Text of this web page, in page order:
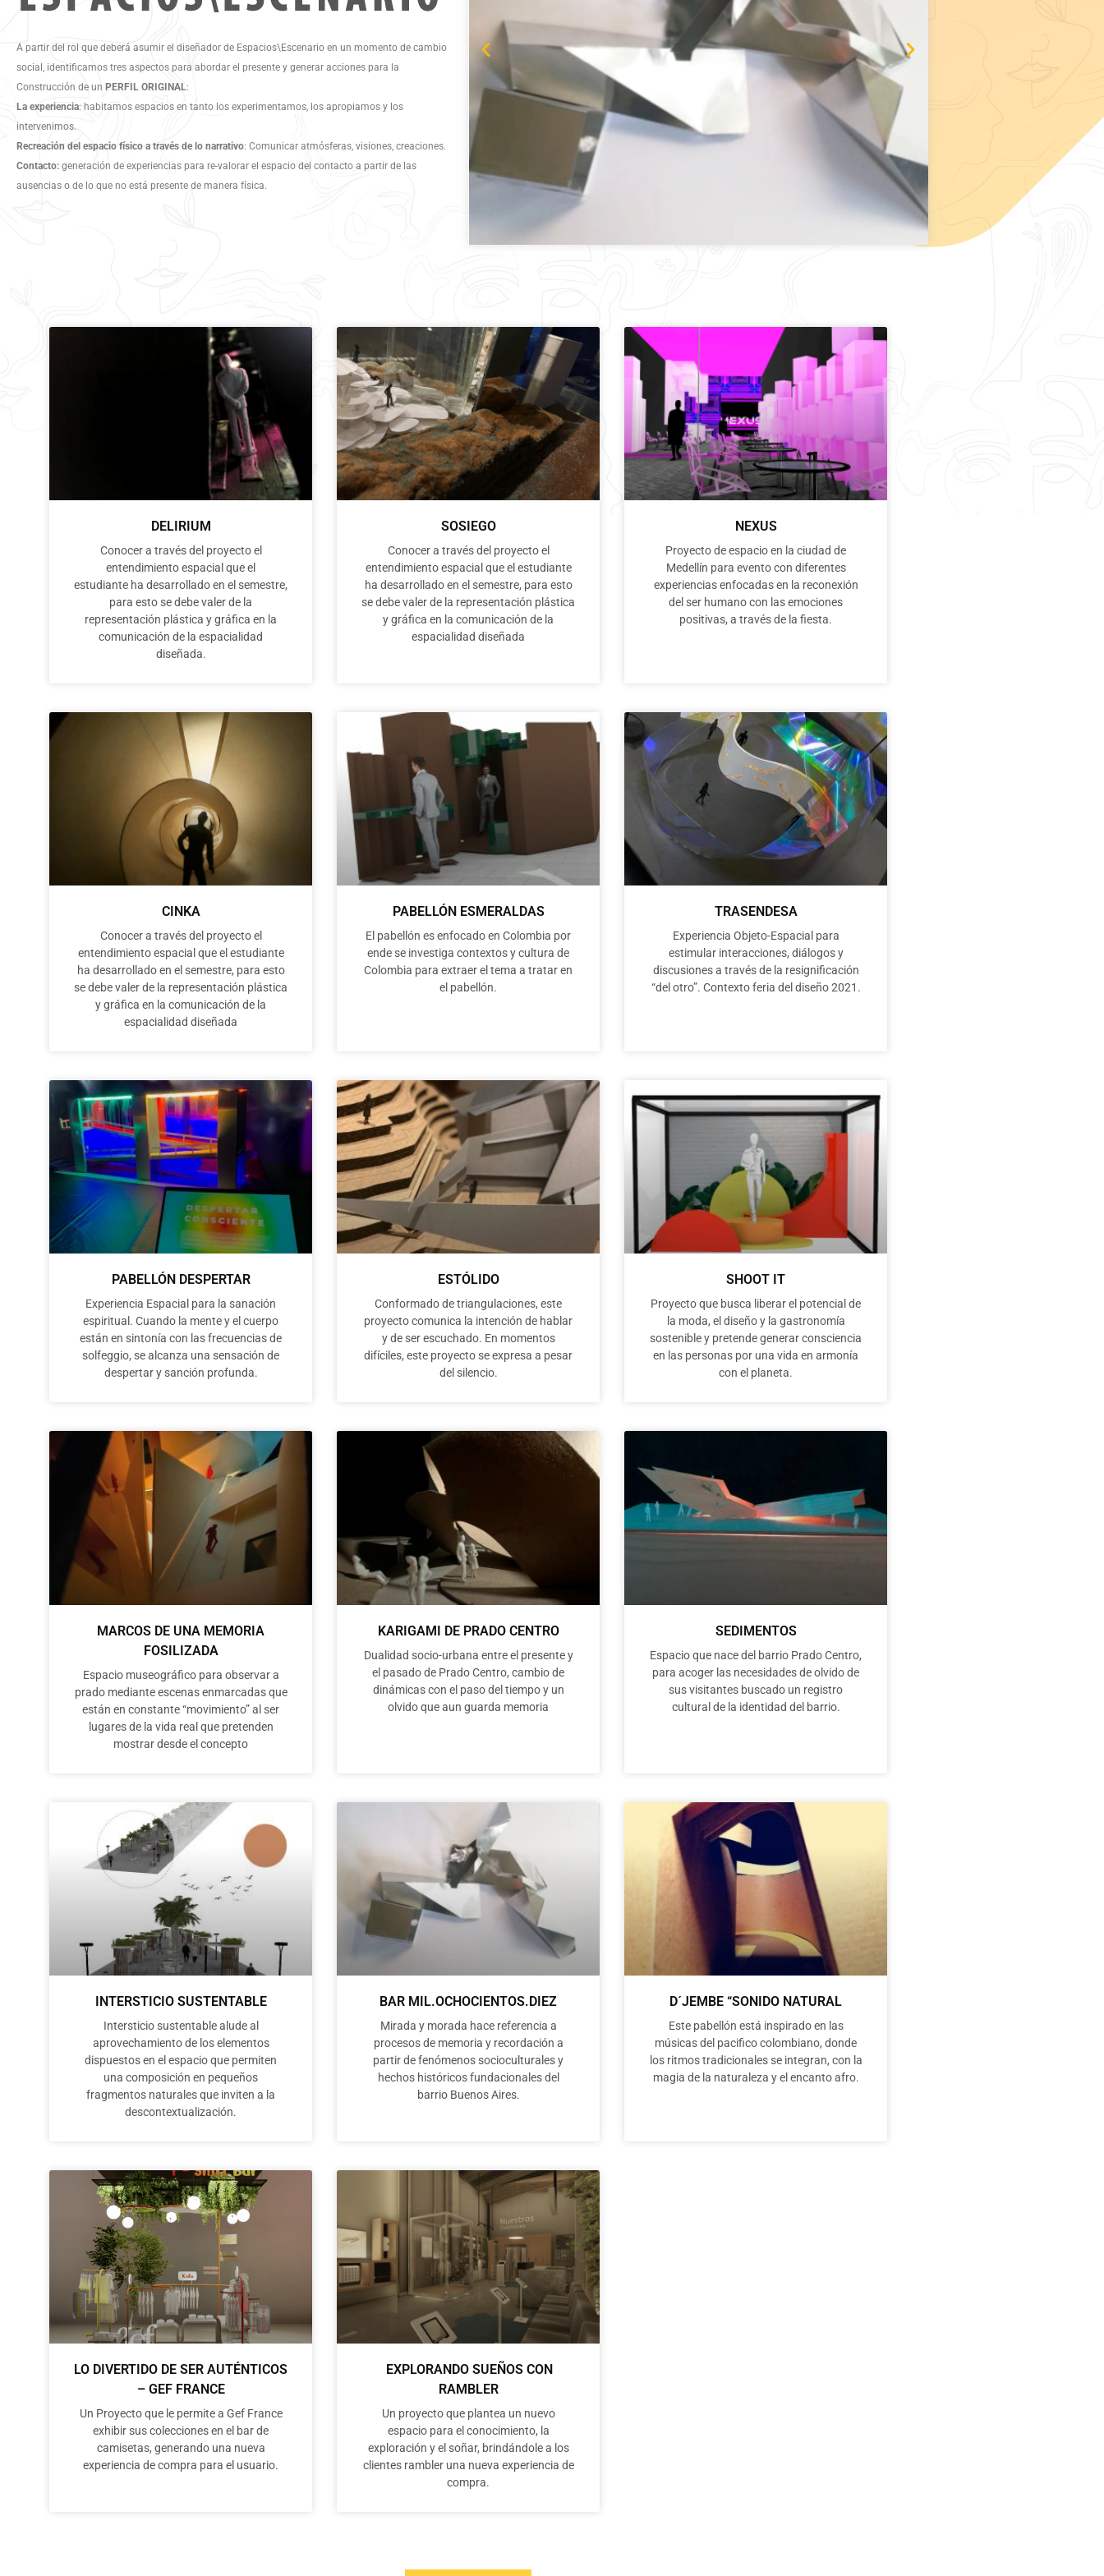
A partir del rol que deberá asumir el diseñador de Espacios\Escenario en un momento de cambio
social, identificamos tres aspectos para abordar el presente y generar acciones para la
Construcción de un PERFIL ORIGINAL:
La experiencia: habitamos espacios en tanto los experimentamos, los apropiamos y los
intervenimos.
Recreación del espacio físico a través de lo narrativo: Comunicar atmósferas, visiones, creaciones.
Contacto: generación de experiencias para re-valorar el espacio del contacto a partir de las
ausencias o de lo que no está presente de manera física.
DELIRIUM
Conocer a través del proyecto el
entendimiento espacial que el
estudiante ha desarrollado en el semestre,
para esto se debe valer de la
representación plástica y gráfica en la
comunicación de la espacialidad
diseñada.
SOSIEGO
Conocer a través del proyecto el
entendimiento espacial que el estudiante
ha desarrollado en el semestre, para esto
se debe valer de la representación plástica
y gráfica en la comunicación de la
espacialidad diseñada
NEXUS
Proyecto de espacio en la ciudad de
Medellín para evento con diferentes
experiencias enfocadas en la reconexión
del ser humano con las emociones
positivas, a través de la fiesta.
CINKA
Conocer a través del proyecto el
entendimiento espacial que el estudiante
ha desarrollado en el semestre, para esto
se debe valer de la representación plástica
y gráfica en la comunicación de la
espacialidad diseñada
PABELLÓN ESMERALDAS
El pabellón es enfocado en Colombia por
ende se investiga contextos y cultura de
Colombia para extraer el tema a tratar en
el pabellón.
TRASENDESA
Experiencia Objeto-Espacial para
estimular interacciones, diálogos y
discusiones a través de la resignificación
“del otro”. Contexto feria del diseño 2021.
PABELLÓN DESPERTAR
Experiencia Espacial para la sanación
espiritual. Cuando la mente y el cuerpo
están en sintonía con las frecuencias de
solfeggio, se alcanza una sensación de
despertar y sanción profunda.
ESTÓLIDO
Conformado de triangulaciones, este
proyecto comunica la intención de hablar
y de ser escuchado. En momentos
difíciles, este proyecto se expresa a pesar
del silencio.
SHOOT IT
Proyecto que busca liberar el potencial de
la moda, el diseño y la gastronomía
sostenible y pretende generar consciencia
en las personas por una vida en armonía
con el planeta.
MARCOS DE UNA MEMORIA
FOSILIZADA
Espacio museográfico para observar a
prado mediante escenas enmarcadas que
están en constante “movimiento” al ser
lugares de la vida real que pretenden
mostrar desde el concepto
KARIGAMI DE PRADO CENTRO
Dualidad socio-urbana entre el presente y
el pasado de Prado Centro, cambio de
dinámicas con el paso del tiempo y un
olvido que aun guarda memoria
SEDIMENTOS
Espacio que nace del barrio Prado Centro,
para acoger las necesidades de olvido de
sus visitantes buscado un registro
cultural de la identidad del barrio.
INTERSTICIO SUSTENTABLE
Intersticio sustentable alude al
aprovechamiento de los elementos
dispuestos en el espacio que permiten
una composición en pequeños
fragmentos naturales que inviten a la
descontextualización.
BAR MIL.OCHOCIENTOS.DIEZ
Mirada y morada hace referencia a
procesos de memoria y recordación a
partir de fenómenos socioculturales y
hechos históricos fundacionales del
barrio Buenos Aires.
D´JEMBE “SONIDO NATURAL
Este pabellón está inspirado en las
músicas del pacifico colombiano, donde
los ritmos tradicionales se integran, con la
magia de la naturaleza y el encanto afro.
LO DIVERTIDO DE SER AUTÉNTICOS
– GEF FRANCE
Un Proyecto que le permite a Gef France
exhibir sus colecciones en el bar de
camisetas, generando una nueva
experiencia de compra para el usuario.
EXPLORANDO SUEÑOS CON
RAMBLER
Un proyecto que plantea un nuevo
espacio para el conocimiento, la
exploración y el soñar, brindándole a los
clientes rambler una nueva experiencia de
compra.